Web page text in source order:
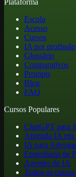
Escola
Acesso
Cursos
IA por profissão
Glossário
Comparativos
Prompts
Blog
FAQ
Cursos Populares
ChatGPT para
Aprenda IA em
IA para
Engenharia de
Agentes de IA
Todos os cursos